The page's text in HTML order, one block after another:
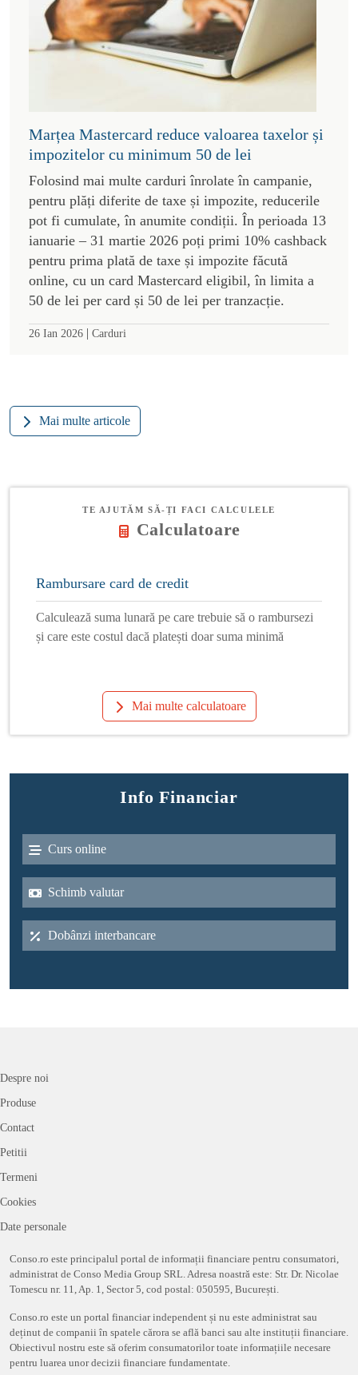
Marțea Mastercard reduce valoarea taxelor și
impozitelor cu minimum 50 de lei
Folosind mai multe carduri înrolate în campanie,
pentru plăți diferite de taxe și impozite, reducerile
pot fi cumulate, în anumite condiții. În perioada 13
ianuarie – 31 martie 2026 poți primi 10% cashback
pentru prima plată de taxe și impozite făcută
online, cu un card Mastercard eligibil, în limita a
50 de lei per card și 50 de lei per tranzacție.
26 Ian 2026 | Carduri
Mai multe articole
TE AJUTĂM SĂ-ȚI FACI CALCULELE
Calculatoare
Rambursare card de credit
Calculează suma lunară pe care trebuie să o rambursezi
și care este costul dacă platești doar suma minimă
Mai multe calculatoare
Info Financiar
Curs online
Schimb valutar
Dobânzi interbancare
Despre noi
Produse
Contact
Petitii
Termeni
Cookies
Date personale
Conso.ro este principalul portal de informații financiare pentru consumatori,
administrat de Conso Media Group SRL. Adresa noastră este: Str. Dr. Nicolae
Tomescu nr. 11, Ap. 1, Sector 5, cod postal: 050595, București.
Conso.ro este un portal financiar independent și nu este administrat sau
deținut de companii în spatele cărora se află banci sau alte instituții financiare.
Obiectivul nostru este să oferim consumatorilor toate informațiile necesare
pentru luarea unor decizii financiare fundamentate.